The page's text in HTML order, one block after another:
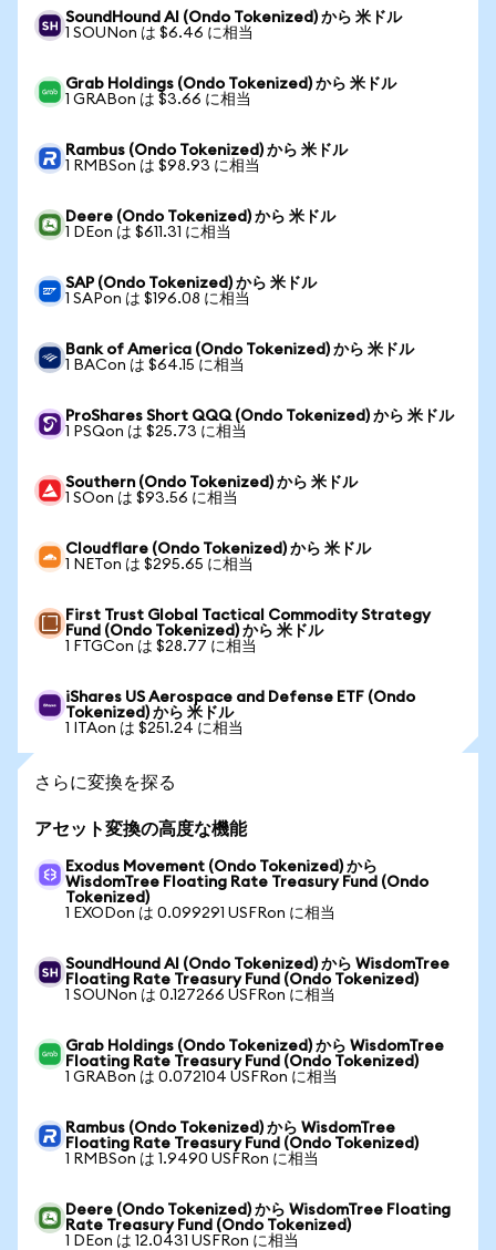
SoundHound AI (Ondo Tokenized) から 米ドル
1 SOUNon は $6.46 に相当
Grab Holdings (Ondo Tokenized) から 米ドル
1 GRABon は $3.66 に相当
Rambus (Ondo Tokenized) から 米ドル
1 RMBSon は $98.93 に相当
Deere (Ondo Tokenized) から 米ドル
1 DEon は $611.31 に相当
SAP (Ondo Tokenized) から 米ドル
1 SAPon は $196.08 に相当
Bank of America (Ondo Tokenized) から 米ドル
1 BACon は $64.15 に相当
ProShares Short QQQ (Ondo Tokenized) から 米ドル
1 PSQon は $25.73 に相当
Southern (Ondo Tokenized) から 米ドル
1 SOon は $93.56 に相当
Cloudflare (Ondo Tokenized) から 米ドル
1 NETon は $295.65 に相当
First Trust Global Tactical Commodity Strategy
Fund (Ondo Tokenized) から 米ドル
1 FTGCon は $28.77 に相当
iShares US Aerospace and Defense ETF (Ondo
Tokenized) から 米ドル
1 ITAon は $251.24 に相当
さらに変換を探る
アセット変換の高度な機能
Exodus Movement (Ondo Tokenized) から
WisdomTree Floating Rate Treasury Fund (Ondo
Tokenized)
1 EXODon は 0.099291 USFRon に相当
SoundHound AI (Ondo Tokenized) から WisdomTree
Floating Rate Treasury Fund (Ondo Tokenized)
1 SOUNon は 0.127266 USFRon に相当
Grab Holdings (Ondo Tokenized) から WisdomTree
Floating Rate Treasury Fund (Ondo Tokenized)
1 GRABon は 0.072104 USFRon に相当
Rambus (Ondo Tokenized) から WisdomTree
Floating Rate Treasury Fund (Ondo Tokenized)
1 RMBSon は 1.9490 USFRon に相当
Deere (Ondo Tokenized) から WisdomTree Floating
Rate Treasury Fund (Ondo Tokenized)
1 DEon は 12.0431 USFRon に相当